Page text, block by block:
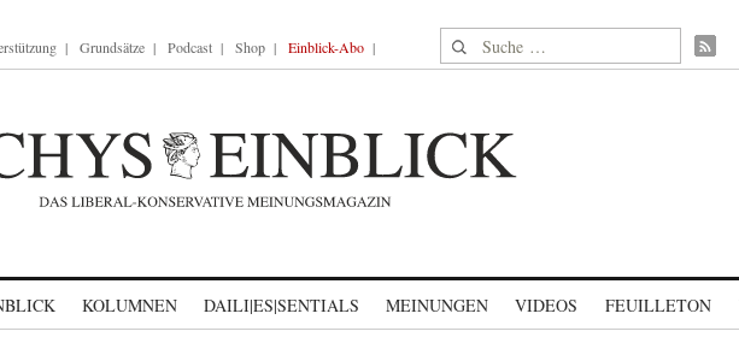
Grundsätze Podcast Shop Einblick-Abo Suche nach:
KOLUMNEN DAILI|ES|SENTIALS MEINUNGEN VIDEOS FEUILLETON